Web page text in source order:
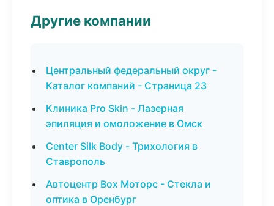
Другие компании
Центральный федеральный округ -
Каталог компаний - Страница 23
Клиника Pro Skin - Лазерная
эпиляция и омоложение в Омск
Center Silk Body - Трихология в
Ставрополь
Автоцентр Box Моторс - Стекла и
оптика в Оренбург